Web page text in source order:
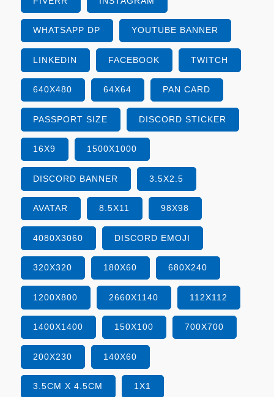
WHATSAPP DP YOUTUBE BANNER
LINKEDIN FACEBOOK TWITCH
640X480 64X64 PAN CARD
PASSPORT SIZE DISCORD STICKER
16X9 1500X1000
DISCORD BANNER 3.5X2.5
AVATAR 8.5X11 98X98
4080X3060 DISCORD EMOJI
320X320 180X60 680X240
1200X800 2660X1140 112X112
1400X1400 150X100 700X700
200X230 140X60
3.5CM X 4.5CM 1X1